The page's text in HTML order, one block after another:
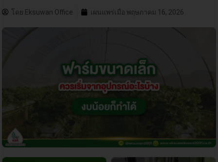
โดย Eksuwan Office เผนแพร่เมื่อ พฤษภาคม 16, 2026